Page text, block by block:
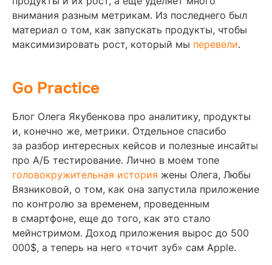
внимания разным метрикам. Из последнего был
материал о том, как запускать продукты, чтобы
максимизировать рост, который мы перевели.
Go Practice
Блог Олега Якубенкова про аналитику, продукты
и, конечно же, метрики. Отдельное спасибо
за разбор интересных кейсов и полезные инсайты
про А/Б тестирование. Лично в моем топе
головокружительная история жены Олега, Любы
Вязниковой, о том, как она запустила приложение
по контролю за временем, проведенным
в смартфоне, еще до того, как это стало
мейнстримом. Доход приложения вырос до 500
000$, а теперь на него «точит зуб» сам Apple.